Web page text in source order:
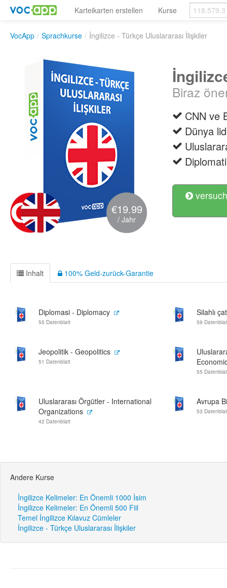
Karteikarten erstellen Kurse
VocApp / Sprachkurse / İngilizce - Türkçe Uluslararası İlişkiler
€19.99
/ Jahr
Biraz
CNN ve
Dünya
Inhalt 100% Geld-zurück-Garantie
Diplomasi - Diplomacy
55 Datenblatt
Silahlı
59
Jeopolitik - Geopolitics
51 Datenblatt
55
Uluslararası Örgütler - International
Organizations
42 Datenblatt
Avrupa
53
Andere Kurse
İngilizce Kelimeler: En Önemli 1000 İsim
İngilizce Kelimeler: En Önemli 500 Fiil
Temel İngilizce Kılavuz Cümleler
İngilizce - Türkçe Uluslararası İlişkiler